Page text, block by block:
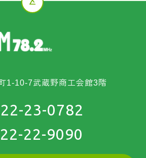
1-10-7武蔵野商工会館3階
23-0782
22-9090